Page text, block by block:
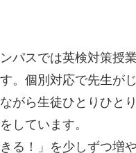
パスでは英検対策授
。個別対応で先生が
がら生徒ひとりひと
しています。
きる！」を少しずつ増